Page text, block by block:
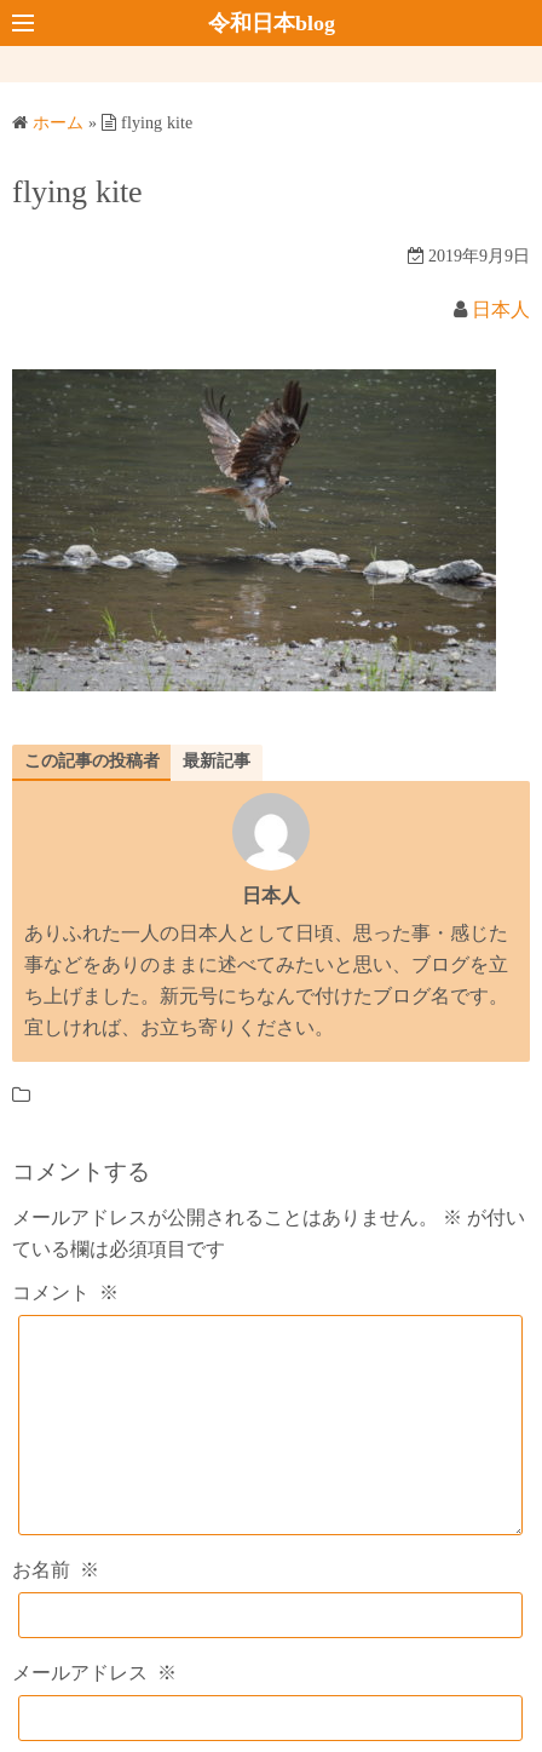
コ
ン
ス
令和日本blog
ホーム » flying kite
flying kite
2019年9月9日
日本人
この記事の投稿者 最新記事
日本人
ありふれた一人の日本人として日頃、思った事・感じた
事などをありのままに述べてみたいと思い、ブログを立
ち上げました。新元号にちなんで付けたブログ名です。
宜しければ、お立ち寄りください。
コメントする
メールアドレスが公開されることはありません。 ※ が付い
ている欄は必須項目です
コメント ※
お名前 ※
メールアドレス ※